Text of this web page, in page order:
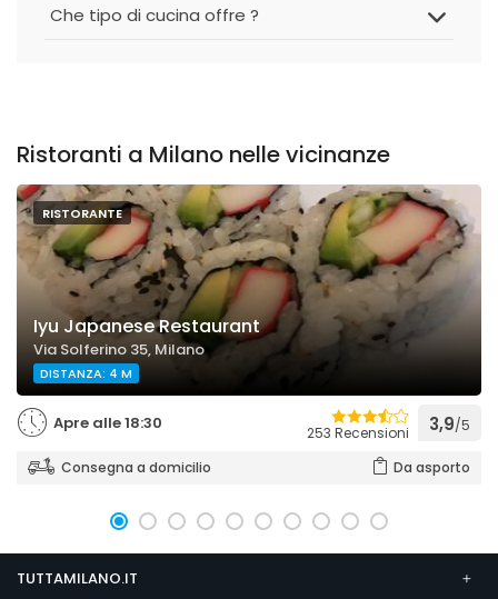
Che tipo di cucina offre ?
Ristoranti a Milano nelle vicinanze
RISTORANTE
Iyu Japanese Restaurant
Via Solferino 35, Milano
DISTANZA: 4 M
Apre alle 18:30 253 Recensioni 3,9/5
Consegna a domicilio Da asporto
TUTTAMILANO.IT